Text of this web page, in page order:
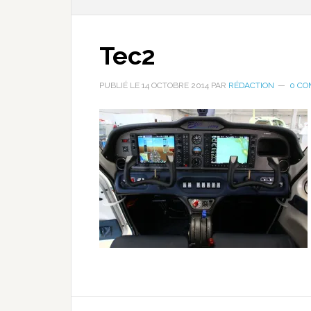
Tec2
PUBLIÉ LE 14 OCTOBRE 2014 PAR RÉDACTION 0